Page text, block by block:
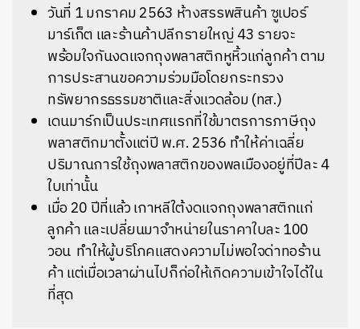
วันที่ 1มกราคม2563 ห้างสรรพสินค้าซูเปอร์
มาร์เก็ต และร้านค้าปลีกรายใหญ่43 รายจะ
พร้อมใจกันงดแจกถุงพลาสติกหูหิ้วแก่ลูกค้าตาม
การประสานขอความร่วมมือโดยกระทรวง
ทรัพยากรธรรมชาติและสิ่งแวดล้อม(ทส.)
เดนมาร์กเป็นประเทศแรกที่ใช้มาตรการภาษีถุง
พลาสติกมาตั้งแต่ปีพ.ศ. 2536 ทำให้ค่าเฉลี่ย
ปริมาณการใช้ถุงพลาสติกของพลเมืองอยู่ที่ปีละ4
ใบเท่านั้น
เมื่อ 20ปีที่แล้วเกาหลีใต้งดแจกถุงพลาสติกแก่
ลูกค้าและเปลี่ยนมาจำหน่ายในราคาใบละ100
วอน ทำให้ผู้บริโภคแสดงความไม่พอใจด่าทอร้าน
ค้า แต่เมื่อเวลาผ่านไปก็ก่อให้เกิดความเข้าใจได้ใน
ที่สุด